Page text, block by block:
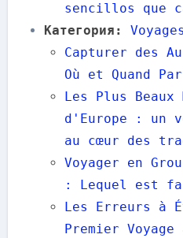
sencillos que
Категория:
Voyages
Capturer des
Où et Quand
Les Plus Beaux
d'Europe : un
au cœur des
Voyager en
: Lequel est
Les Erreurs à
Premier